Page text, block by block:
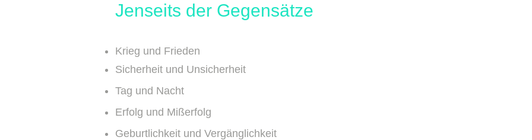
Jenseits der Gegensätze
Krieg und Frieden
Sicherheit und Unsicherheit
Tag und Nacht
Erfolg und Mißerfolg
​Geburtlichkeit und Vergänglichkeit